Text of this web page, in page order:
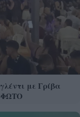
με Γρίβα
ΦΩΤΟ